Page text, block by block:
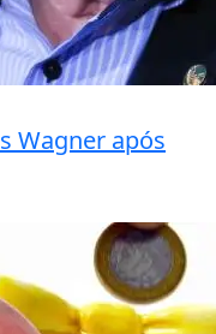
Wagner após